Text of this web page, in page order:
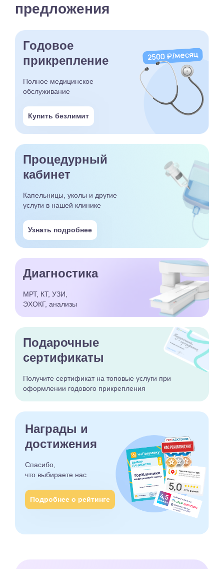
предложения
Годовое
прикрепление
Полное медицинское
обслуживание
Купить безлимит
Процедурный
кабинет
Капельницы, уколы и другие
услуги в нашей клинике
Узнать подробнее
Диагностика
МРТ, КТ, УЗИ,
ЭХОКГ, анализы
Подарочные
сертификаты
Получите сертификатна топовые услуги при
оформлении годового прикрепления
Награды и
достижения
Спасибо,
что выбираете нас
Подробнее о рейтинге